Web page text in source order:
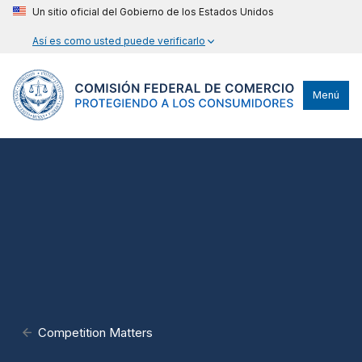
Un sitio oficial del Gobierno de los Estados Unidos
Así es como usted puede verificarlo
Menú
Competition Matters